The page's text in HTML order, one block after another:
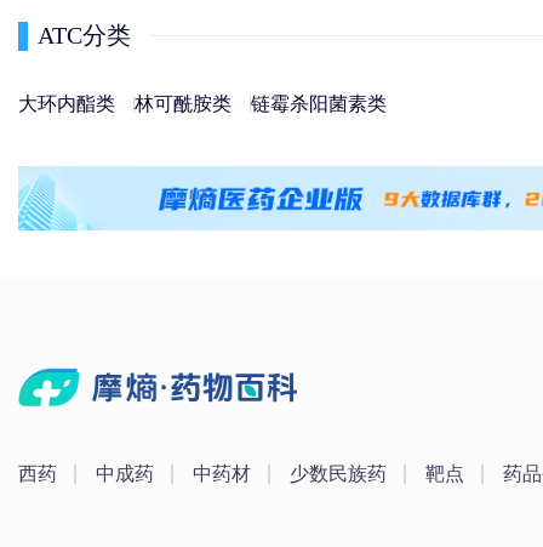
ATC分类
大环内酯类 林可酰胺类 链霉杀阳菌素类
西药 中成药 中药材 少数民族药 靶点 药